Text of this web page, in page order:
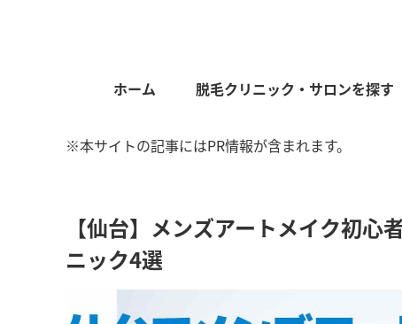
ホーム 脱毛クリニック・サロンを探す
※本サイトの記事にはPR情報が含まれます。
【仙台】メンズアートメイク初
ニック4選